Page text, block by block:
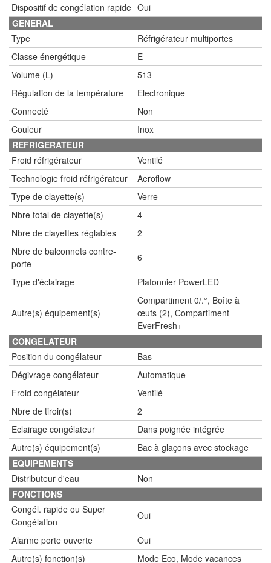
Dispositif de congélation rapide Oui
GENERAL
Type
Réfrigérateur multiportes
Classe énergétique
E
Volume (L)
513
Régulation de la température
Electronique
Connecté
Non
Couleur
Inox
REFRIGERATEUR
Froid réfrigérateur
Ventilé
Technologie froid réfrigérateur
Aeroflow
Type de clayette(s)
Verre
Nbre total de clayette(s)
4
Nbre de clayettes réglables
2
Nbre de balconnets contre-
porte
6
Type d'éclairage Plafonnier PowerLED
Autre(s) équipement(s)
Compartiment 0/.°, Boîte à
œufs (2), Compartiment
EverFresh+
CONGELATEUR
Position du congélateur
Bas
Dégivrage congélateur
Automatique
Froid congélateur
Ventilé
Nbre de tiroir(s)
2
Eclairage congélateur
Dans poignée intégrée
Autre(s) équipement(s)
Bac à glaçons avec stockage
EQUIPEMENTS
Distributeur d'eau
Non
FONCTIONS
Congél. rapide ou Super
Congélation
Oui
Alarme porte ouverte
Oui
Autre(s) fonction(s)
Mode Eco, Mode vacances